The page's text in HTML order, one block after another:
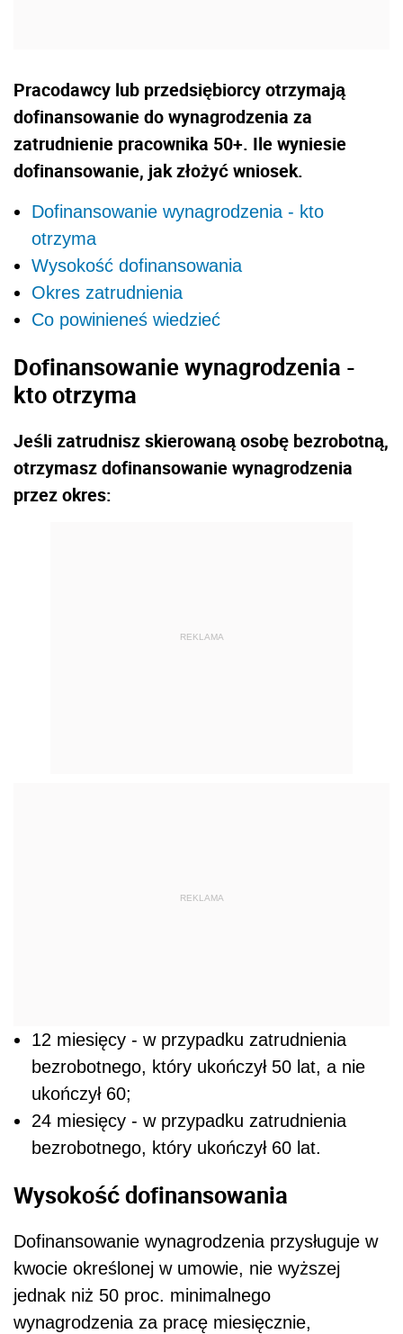
Pracodawcy lub przedsiębiorcy otrzymają
dofinansowanie do wynagrodzenia za
zatrudnienie pracownika 50+. Ile wyniesie
dofinansowanie, jak złożyć wniosek.
Dofinansowanie wynagrodzenia - kto
otrzyma
Wysokość dofinansowania
Okres zatrudnienia
Co powinieneś wiedzieć
Dofinansowanie wynagrodzenia -
kto otrzyma
Jeśli zatrudnisz skierowaną osobę bezrobotną,
otrzymasz dofinansowanie wynagrodzenia
przez okres:
REKLAMA
REKLAMA
12 miesięcy - w przypadku zatrudnienia
bezrobotnego, który ukończył 50 lat, a nie
ukończył 60;
24 miesięcy - w przypadku zatrudnienia
bezrobotnego, który ukończył 60 lat.
Wysokość dofinansowania
Dofinansowanie wynagrodzenia przysługuje w
kwocie określonej w umowie, nie wyższej
jednak niż 50 proc. minimalnego
wynagrodzenia za pracę miesięcznie,